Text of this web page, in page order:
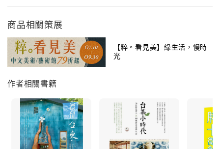
此找到最適宜的擺盤應用建議。
商品相關策展
【粹。看見美】綠生活，慢時
光
作者相關書籍